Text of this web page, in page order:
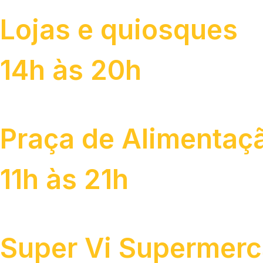
Lojas e quiosques
14h às 20h
Praça de
11h às 21h
Super Vi